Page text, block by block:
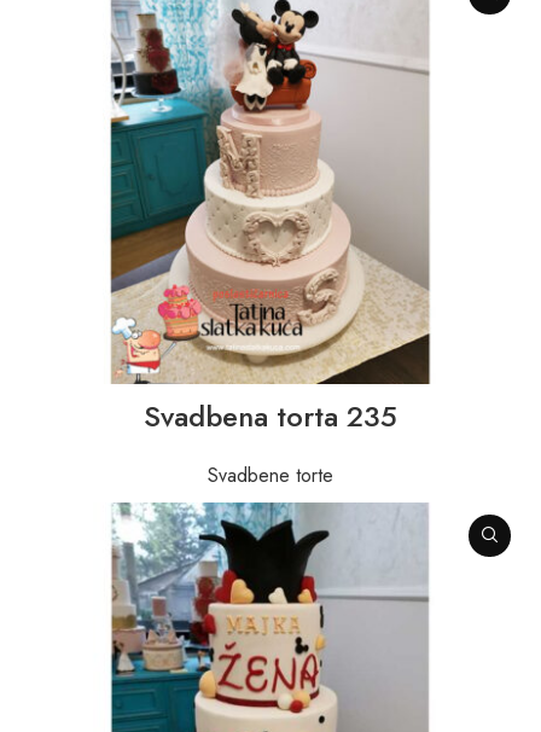
Svadbena torta 235
Svadbene torte